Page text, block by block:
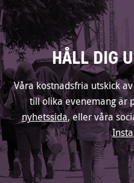
HÅLL DIG
Våra kostnadsfria utskick
till olika evenemang är
nyhetssida, eller våra